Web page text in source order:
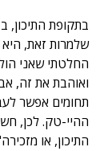
בתקופת התיכון,
שלמרות זאת,
החלטתי שאני
ואוהבת את זה,
תחומים אפשר
ההיי-טק. לכן,
התיכון, או